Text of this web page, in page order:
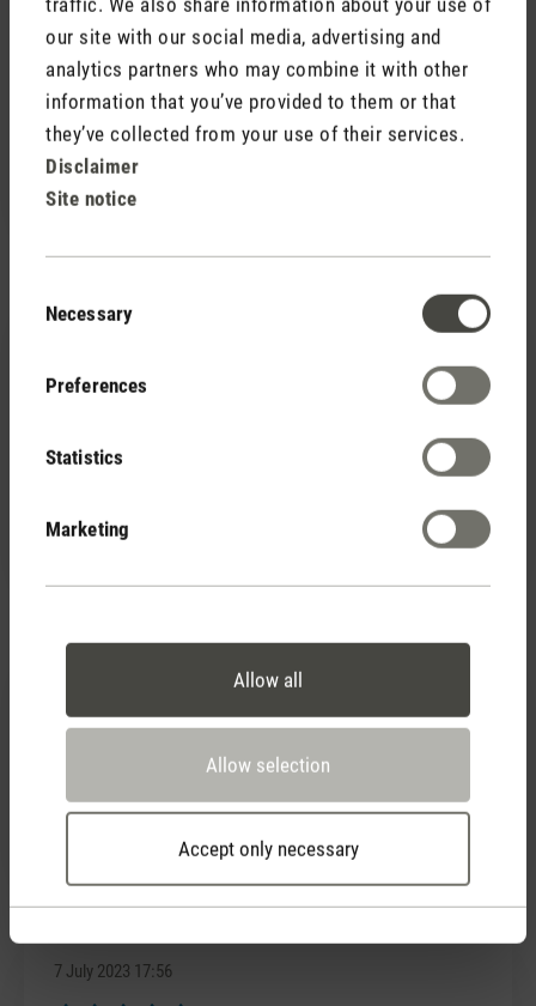
our site with our social media, advertising and
analytics partners who may combine it with other
information that you’ve provided to them or that
they’ve collected from your use of their services.
Disclaimer
Site notice
Selection
Necessary
Preferences
Statistics
Marketing
Allow all
Allow selection
Accept only necessary
hat aber sofort eine neue Fernbedienung gesandt mit
einer Batterie danke dafür:
Ich hatte wohl gerade noch Glück, jetzt sind alle
Ventilatoren ausverkauft denke werde mir dann noch
15 April 2021 00:00
Review with rating of 5 out of 5 stars
Leo ist unglaublich cool! Elegantes Design wie
starkem kühlenden Wind gehen die verschiedenen
Stufen von Leo. Super für den heissen Sommer.
Review with rating of 5 out of 5 stars
Il est extraordinaire, moderne sans grand bruit et
rafraîchissant. Je l adopte.
7 July 2023 17:56